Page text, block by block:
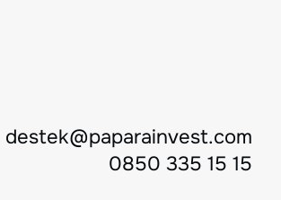
destek@paparainvest.com
0850 335 15 15